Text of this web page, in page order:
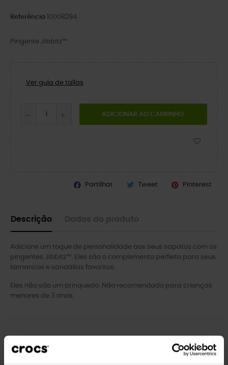
Referência 10008294
Pingente Jibbitz™.
Ver guía de tallas
ADICIONAR AO CARRINHO
Partilhar Tweet Pinterest
Descrição
Adicione um toque de personalidade aos seus sapatos com os
pingentes Jibbitz™. Eles são o complemento perfeito para seus
tamancos e sandálias favoritos.
Eles não são um brinquedo. Não recomendado para crianças
menores de 3 anos.
Clientes que compraram este
produto também compraram: